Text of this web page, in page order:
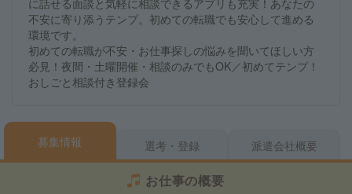
に話せる面談と気軽に相談できるアプリも充実！あなたの
不安に寄り添うテンプ。初めての転職でも安心して進める
環境です。
初めての転職が不安・お仕事探しの悩みを聞いてほしい方
必見！夜間・土曜開催・相談のみでもOK／初めてテンプ！
おしごと相談付き登録会
募集情報 選考・登録 派遣会社概要
お仕事の概要